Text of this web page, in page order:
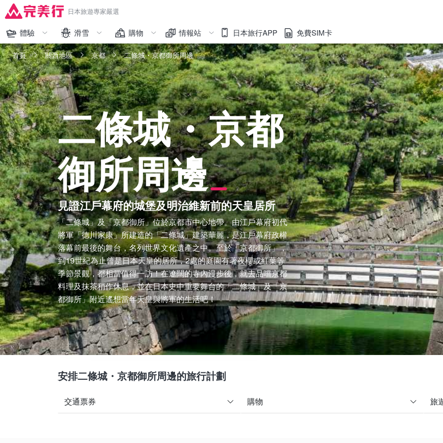
日本旅遊專家嚴選
體驗
完美行限定
和服體驗
主題樂園
美食
交通工具
看更多
滑雪
藏王
越後湯澤、苗場
志賀、野澤溫泉、輕井澤
六甲山、峰山高原
北海道
看更多
購物
人氣排行
限時促銷
品牌一覽
精選日本人氣免稅商品
看更多
情報站
購物
交通
體驗
美食
看更多
日本旅行APP 免費SIM卡
首頁 關西地區 京都 二條城・京都御所周邊
二條城・京都
御所周邊
見證江戶幕府的城堡及明治維新前的天皇居所
「二條城」及「京都御所」位於京都市中心地帶。由江戶幕府初代
將軍「德川家康」所建造的「二條城」建築華麗，是江戶幕府政權
落幕前最後的舞台，名列世界文化遺產之中。至於「京都御所」，
到19世紀為止曾是日本天皇的居所，2處的庭園有著夜櫻或紅葉等
季節景觀，都相當值得一訪！在遼闊的寺內漫步後，就去品嚐京都
料理及抹茶稍作休息，並在日本史中重要舞台的「二條城」及「京
都御所」附近遙想當年天皇與將軍的生活吧！
安排二條城・京都御所周邊的旅行計劃
交通票券 購物 旅